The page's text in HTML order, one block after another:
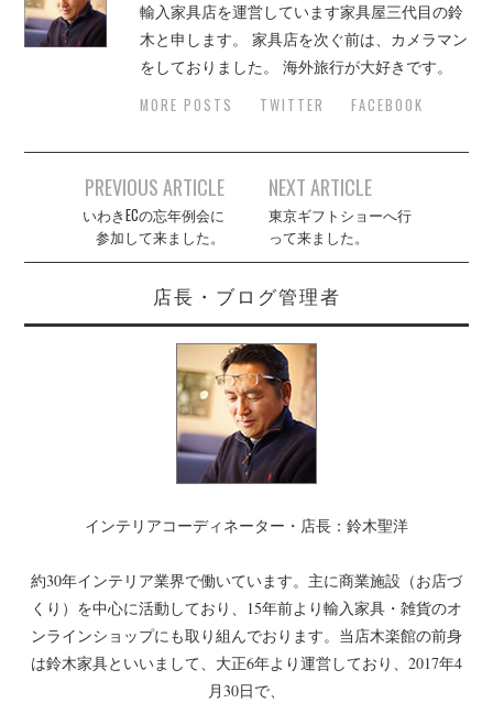
輸入家具店を運営しています家具屋三代目の鈴
木と申します。 家具店を次ぐ前は、カメラマン
をしておりました。 海外旅行が大好きです。
MORE POSTS
TWITTER FACEBOOK
navigation
PREVIOUS ARTICLE
いわきECの忘年例会に
参加して来ました。
NEXT ARTICLE
東京ギフトショーへ行
って来ました。
店長・ブログ管理者
インテリアコーディネーター・店長：鈴木聖洋
約30年インテリア業界で働いています。主に商業施設（お店づ
くり）を中心に活動しており、15年前より輸入家具・雑貨のオ
ンラインショップにも取り組んでおります。当店木楽館の前身
は鈴木家具といいまして、大正6年より運営しており、2017年4
月30日で、